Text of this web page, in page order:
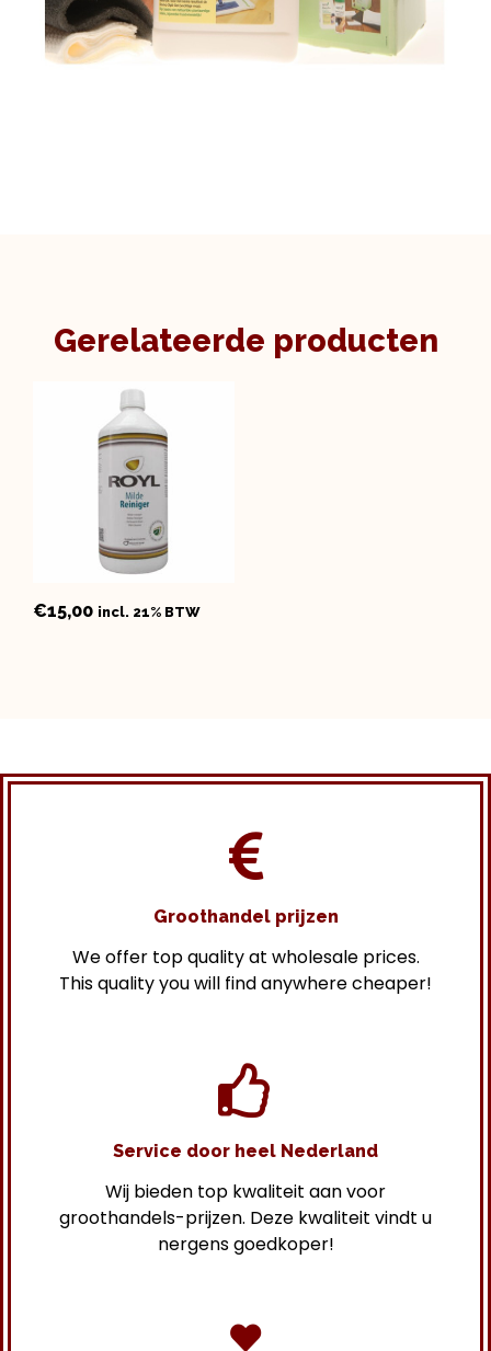
Gerelateerde producten
€15,00 incl. 21% BTW
Groothandel prijzen
We offer top quality at wholesale prices.
This quality you will find anywhere cheaper!
Service door heel Nederland
Wij bieden top kwaliteit aan voor
groothandels-prijzen. Deze kwaliteit vindt u
nergens goedkoper!